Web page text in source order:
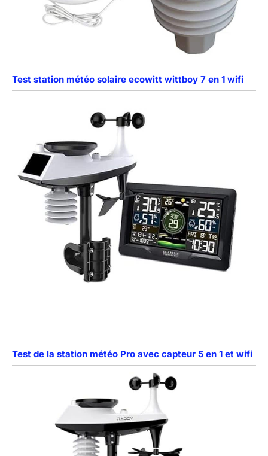
Test station météo solaire ecowitt wittboy 7 en 1 wifi
Test de la station météo Pro avec capteur 5 en 1 et wifi